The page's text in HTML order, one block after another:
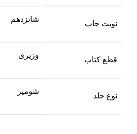
نوبت چاپ
شانزدهم
قطع کتاب
وزیری
نوع جلد
شومیز